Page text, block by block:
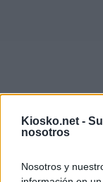
Kiosko.net -
nosotros
Nosotros y